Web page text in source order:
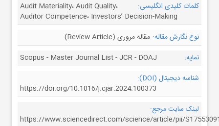
کلمات کلیدی انگلیسی:
Audit Materiality، Audit Quality،
Auditor Competence، Investors’ Decision-Making
نوع نگارش مقاله: مقاله مروری (Review Article)
نمایه:
Scopus - Master Journal List - JCR - DOAJ
شناسه دیجیتال (DOI):
https://doi.org/10.1016/j.cjar.2024.100373
لینک سایت مرجع:
https://www.sciencedirect.com/science/article/pii/